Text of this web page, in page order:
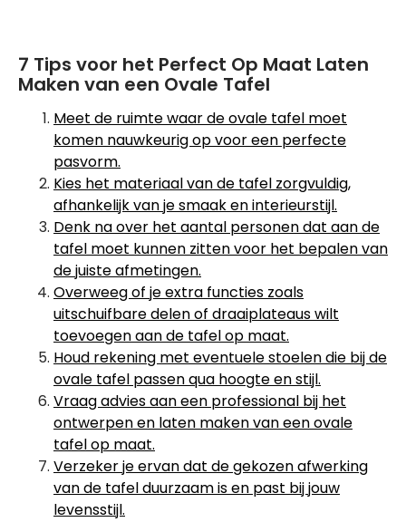
7 Tips voor het Perfect Op Maat Laten
Maken van een Ovale Tafel
Meet de ruimte waar de ovale tafel moet
komen nauwkeurig op voor een perfecte
pasvorm.
Kies het materiaal van de tafel zorgvuldig,
afhankelijk van je smaak en interieurstijl.
Denk na over het aantal personen dat aan de
tafel moet kunnen zitten voor het bepalen van
de juiste afmetingen.
Overweeg of je extra functies zoals
uitschuifbare delen of draaiplateaus wilt
toevoegen aan de tafel op maat.
Houd rekening met eventuele stoelen die bij de
ovale tafel passen qua hoogte en stijl.
Vraag advies aan een professional bij het
ontwerpen en laten maken van een ovale
tafel op maat.
Verzeker je ervan dat de gekozen afwerking
van de tafel duurzaam is en past bij jouw
levensstijl.